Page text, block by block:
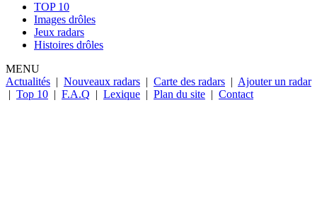
TOP 10
Images drôles
Jeux radars
Histoires drôles
MENU
Actualités | Nouveaux radars | Carte des radars | Ajouter un radar
| Top 10 | F.A.Q | Lexique | Plan du site | Contact